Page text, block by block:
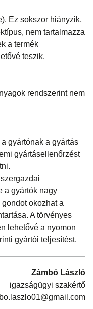
Ez sokszor hiányzik,
nem tartalmazza
a termék
teszik.
rendszerint nem
gyártónak a gyártás
gyártásellenőrzést
a gyártók nagy
okozhat a
A törvényes
lehetővé a nyomon
gyártói teljesítést.
Zámbó László
igazságügyi szakértő